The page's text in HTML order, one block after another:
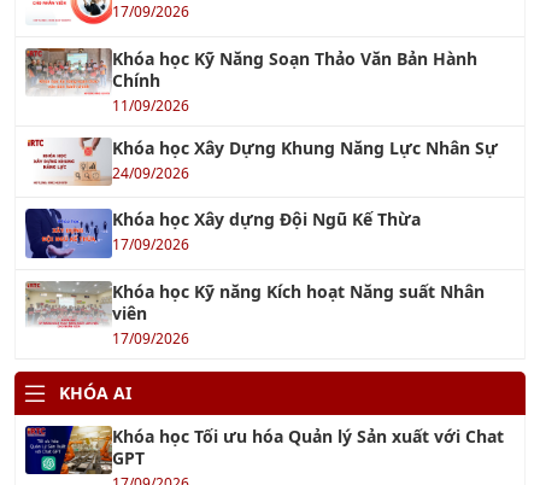
17/09/2026
Khóa học Kỹ Năng Soạn Thảo Văn Bản Hành
Chính
11/09/2026
Khóa học Xây Dựng Khung Năng Lực Nhân Sự
24/09/2026
Khóa học Xây dựng Đội Ngũ Kế Thừa
17/09/2026
Khóa học Kỹ năng Kích hoạt Năng suất Nhân
viên
17/09/2026
KHÓA AI
Khóa học Tối ưu hóa Quản lý Sản xuất với Chat
GPT